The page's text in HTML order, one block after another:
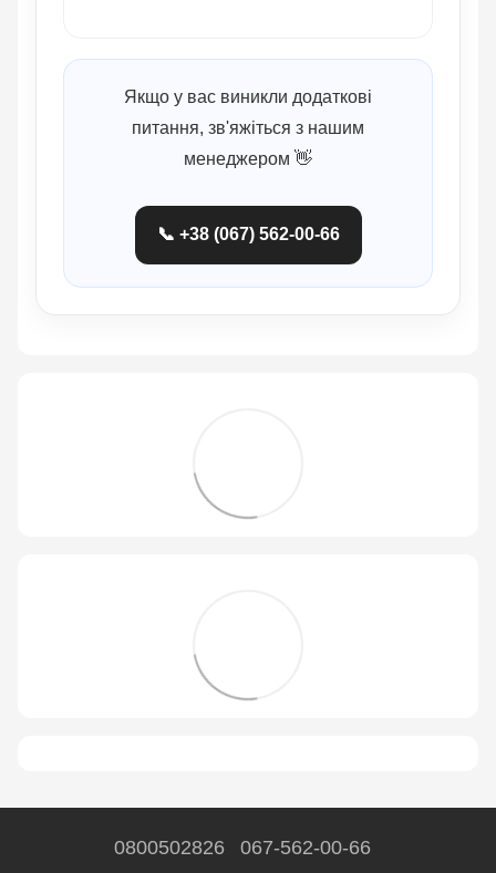
Якщо у вас виникли додаткові
питання, зв'яжіться з нашим
менеджером 👋
📞 +38 (067) 562-00-66
0800502826 067-562-00-66